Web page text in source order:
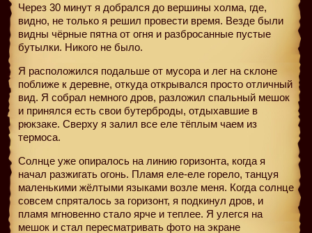
Через 30 минут я добрался до вершины холма, где,
видно, не только я решил провести время. Везде были
видны чёрные пятна от огня и разбросанные пустые
бутылки. Никого не было.
Я расположился подальше от мусора и лег на склоне
поближе к деревне, откуда открывался просто отличный
вид. Я собрал немного дров, разложил спальный мешок
и принялся есть свои бутерброды, отдыхавшие в
рюкзаке. Сверху я залил все еле тёплым чаем из
термоса.
Солнце уже опиралось на линию горизонта, когда я
начал разжигать огонь. Пламя еле-еле горело, танцуя
маленькими жёлтыми языками возле меня. Когда солнце
совсем спряталось за горизонт, я подкинул дров, и
пламя мгновенно стало ярче и теплее. Я улегся на
мешок и стал пересматривать фото на экране